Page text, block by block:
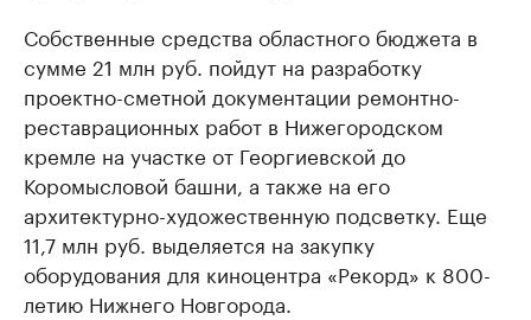
Собственные средства областного бюджета в
сумме 21 млн руб. пойдут на разработку
проектно-сметной документации ремонтно-
реставрационных работ в Нижегородском
кремле на участке от Георгиевской до
Коромысловой башни, а также на его
архитектурно-художественную подсветку. Еще
11,7 млн руб. выделяется на закупку
оборудования для киноцентра «Рекорд» к 800-
летию Нижнего Новгорода.